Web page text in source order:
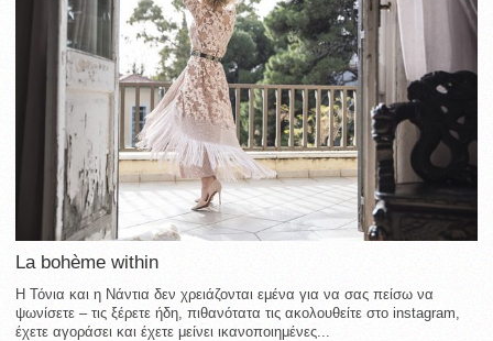
La bohème within
Η Τόνια και η Νάντια δεν χρειάζονται εμένα για να σας πείσω να
ψωνίσετε – τις ξέρετε ήδη, πιθανότατα τις ακολουθείτε στο instagram,
έχετε αγοράσει και έχετε μείνει ικανοποιημένες...